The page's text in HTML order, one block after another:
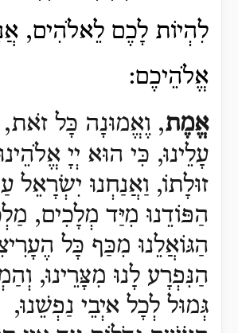
לִהְיוֹת לָכֶם לֵאלֹהִים,
אֱלֹהֵיכֶם:
אֱמֶת, וֶאֱמוּנָה כָּל זֹאת,
עָלֵינוּ, כִּי הוּא יְיָ
זוּלָתוֹ, וַאֲנַחְנוּ יִשְׂרָאֵל
הַפּוֹדֵנוּ מִיַּד מְלָכִים,
הַגּוֹאֲלֵנוּ מִכַּף כָּל
הַנִּפְרָע לָנוּ מִצָּרֵינוּ,
גְּמוּל לְכָל איְבֵי נַפְשֵׁנוּ,